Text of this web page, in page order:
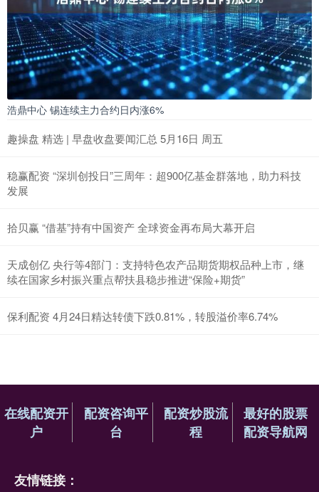
浩鼎中心 锡连续主力合约日内涨6%
趣操盘 精选 | 早盘收盘要闻汇总 5月16日 周五
稳赢配资 “深圳创投日”三周年：超900亿基金群落地，助力科技
发展
拾贝赢 “借基”持有中国资产 全球资金再布局大幕开启
天成创亿 央行等4部门：支持特色农产品期货期权品种上市，继
续在国家乡村振兴重点帮扶县稳步推进“保险+期货”
保利配资 4月24日精达转债下跌0.81%，转股溢价率6.74%
在线配资开
户
配资咨询平
台
配资炒股流
程
最好的股票
配资导航网
友情链接：